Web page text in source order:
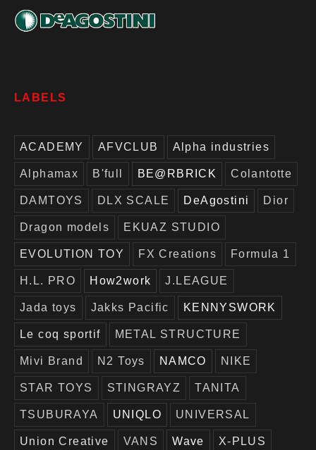
LABELS
ACADEMY AFVCLUB Alpha industries
Alphamax B'full BE@RBRICK Colantotte
DAMTOYS DLX SCALE DeAgostini Dior
Dragon models EKUAZ STUDIO
EVOLUTION TOY FX Creations Formula 1
H.L. PRO How2work J.LEAGUE
Jada toys Jakks Pacific KENNYSWORK
Le coq sportif METAL STRUCTURE
Mivi Brand N2 Toys NAMCO NIKE
STAR TOYS STINGRAYZ TANITA
TSUBURAYA UNIQLO UNIVERSAL
Union Creative VANS Wave X-PLUS